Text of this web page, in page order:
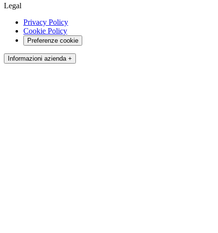
Legal
Privacy Policy
Cookie Policy
Preferenze cookie
Informazioni azienda +